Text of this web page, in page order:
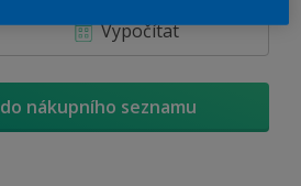
Vypočítat
nákupního seznamu